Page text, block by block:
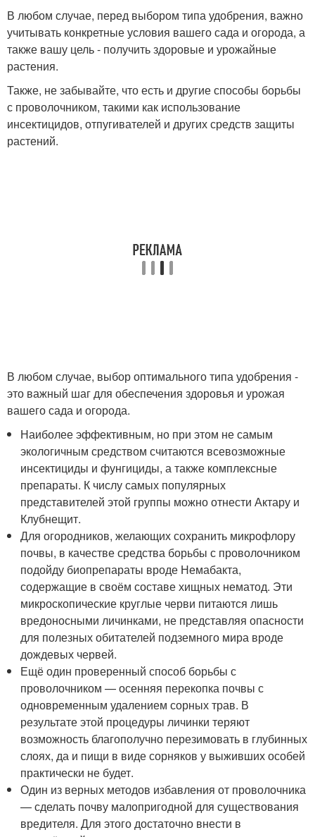
В любом случае, перед выбором типа удобрения, важно
учитывать конкретные условия вашего сада и огорода, а
также вашу цель - получить здоровые и урожайные
растения.
Также, не забывайте, что есть и другие способы борьбы
с проволочником, такими как использование
инсектицидов, отпугивателей и других средств защиты
растений.
В любом случае, выбор оптимального типа удобрения -
это важный шаг для обеспечения здоровья и урожая
вашего сада и огорода.
Наиболее эффективным, но при этом не самым
экологичным средством считаются всевозможные
инсектициды и фунгициды, а также комплексные
препараты. К числу самых популярных
представителей этой группы можно отнести Актару и
Клубнещит.
Для огородников, желающих сохранить микрофлору
почвы, в качестве средства борьбы с проволочником
подойду биопрепараты вроде Немабакта,
содержащие в своём составе хищных нематод. Эти
микроскопические круглые черви питаются лишь
вредоносными личинками, не представляя опасности
для полезных обитателей подземного мира вроде
дождевых червей.
Ещё один проверенный способ борьбы с
проволочником — осенняя перекопка почвы с
одновременным удалением сорных трав. В
результате этой процедуры личинки теряют
возможность благополучно перезимовать в глубинных
слоях, да и пищи в виде сорняков у выживших особей
практически не будет.
Один из верных методов избавления от проволочника
— сделать почву малопригодной для существования
вредителя. Для этого достаточно внести в